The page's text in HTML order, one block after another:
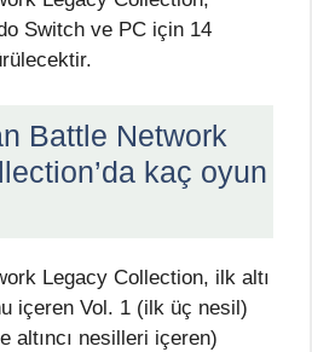
Switch ve PC için 14
Battle Network
kaç oyun
Legacy Collection, ilk altı
içeren Vol. 1 (ilk üç nesil)
altıncı nesilleri içeren)